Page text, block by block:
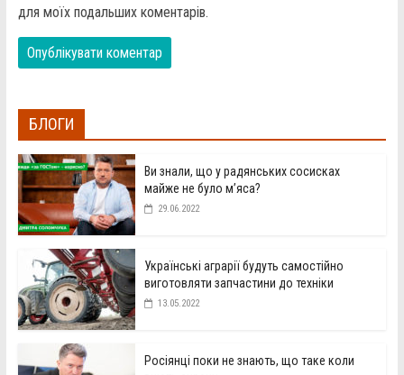
для моїх подальших коментарів.
БЛОГИ
Ви знали, що у радянських сосисках
майже не було м’яса?
29.06.2022
Українські аграрії будуть самостійно
виготовляти запчастини до техніки
13.05.2022
Росіянці поки не знають, що таке коли